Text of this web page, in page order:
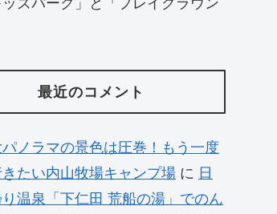
ズパーク」と「プレイグラウン
最近のコメント
パノラマの景色は圧巻！もう一度
たい内山牧場キャンプ場 に 日
り温泉「下仁田 荒船の湯」でのん